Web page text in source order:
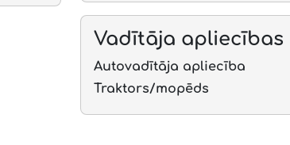
Vadītāja apliecības
Autovadītāja apliecība
Traktors/mopēds